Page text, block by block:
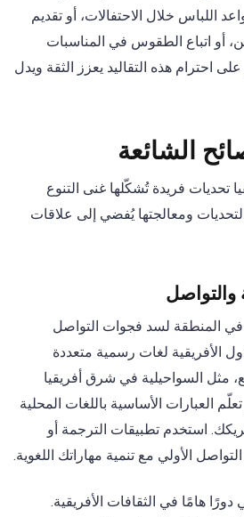
اللباس خلال الاحتفالات، أو تقديم
أو اتباع الطقوس في المناسبات
احترام هذه التقاليد يعزز الثقة ويدل
الشائعة
تحديات فريدة تُشكّلها غنى التنوع
ومعالجتها يُفضي إلى علاقات
والتواصل
في المنطقة لسد فجوات التواصل
الأفريقية لغات رسمية متعددة
مثل السواحيلية في شرق أفريقيا
العبارات الأساسية باللغات المحلية
استخدم تطبيقات الترجمة أو
الأولي مع تنمية مهاراتك اللغوية.
هامًا في الثقافات الأفريقية.